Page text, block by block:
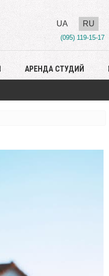
UA RU
(095) 119-15-17
АРЕНДА СТУДИЙ